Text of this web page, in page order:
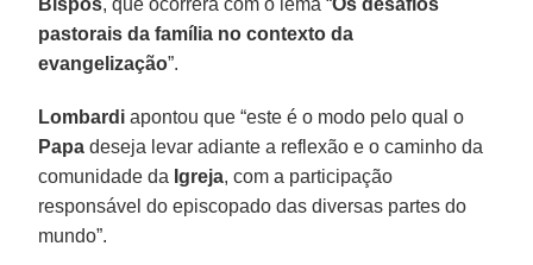
pastorais da família no contexto da
evangelização”.
Lombardi apontou que “este é o modo pelo qual o
Papa deseja levar adiante a reflexão e o caminho da
comunidade da Igreja, com a participação
responsável do episcopado das diversas partes do
mundo”.